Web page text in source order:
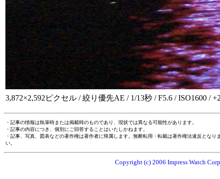
3,872×2,592ピクセル / 絞り優先AE / 1/13秒 / F5.6 / ISO1600 /
・記事の情報は執筆時または掲載時のものであり、現状では異なる可能性があります。
・記事の内容につき、個別にご回答することはいたしかねます。
・記事、写真、図表などの著作権は著作者に帰属します。無断転用・転載は著作権法違反とな
い。
Copyright (c) 2006 Impress Watch